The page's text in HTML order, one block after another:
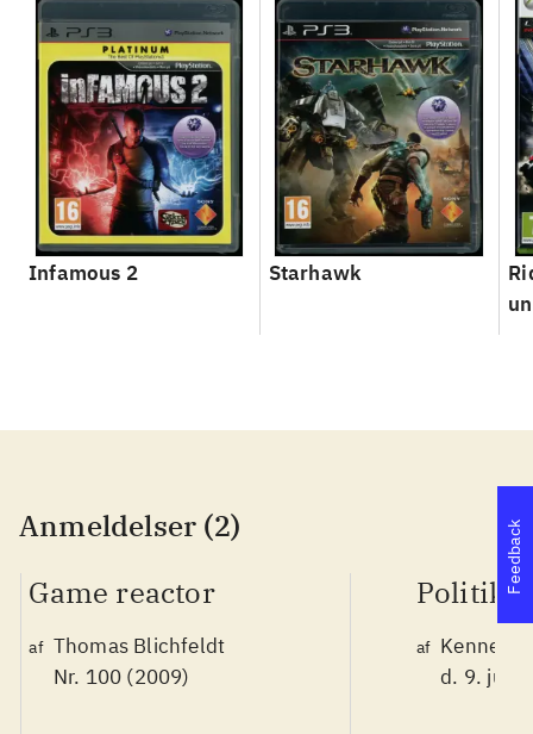
Infamous 2 Starhawk
Anmeldelser (2)
Game reactor
af Thomas Blichfeldt
Nr. 100 (2009)
af Kenneth
d. 9. juni
Feedback